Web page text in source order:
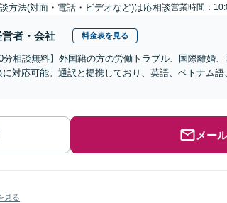
方法(対面・電話・ビデオなど)は応相談営業時間：
者・会社 料金表を見る
分相談無料】外国籍の方の労働トラブル、国際離婚
対応可能。通訳と提携しており、英語、ベトナム
メー
見る